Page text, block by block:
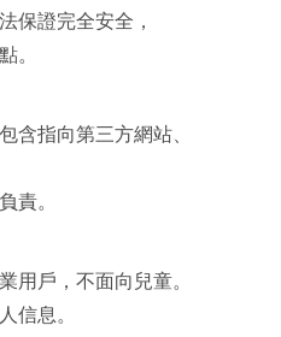
保證完全安全，
。
含指向第三方網站、
責。
用戶，不面向兒童。
信息。